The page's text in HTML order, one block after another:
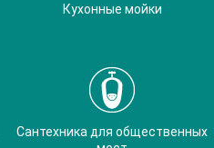
Кухонные мойки
Сантехника для общественных